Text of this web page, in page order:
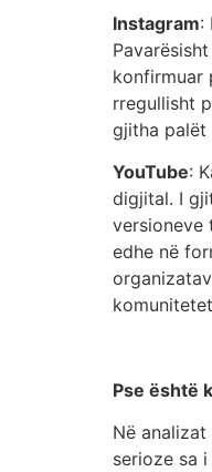
Instagram:
konfirmuar
rregullisht
gjitha palët
YouTube:
digjital. I
versioneve
edhe në
Pse është
Në
serioze sa